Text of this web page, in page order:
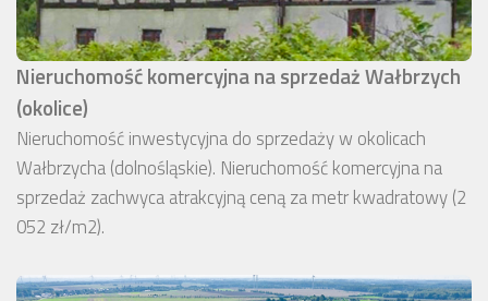
Nieruchomość komercyjna na sprzedaż Wałbrzych
(okolice)
Nieruchomość inwestycyjna do sprzedaży w okolicach
Wałbrzycha (dolnośląskie). Nieruchomość komercyjna na
sprzedaż zachwyca atrakcyjną ceną za metr kwadratowy (2
052 zł/m2).